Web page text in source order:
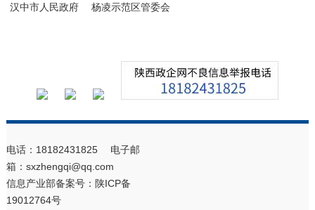
汉中市人民政府 杨凌示范区管委会
电话：18182431825 电子邮
箱：sxzhengqi@qq.com
信息产业部备案号： 陕ICP备
19012764号